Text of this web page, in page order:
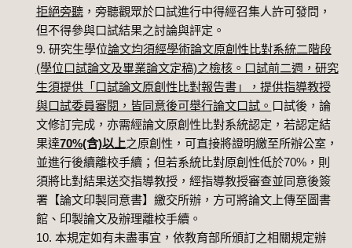
拒絕旁聽，旁聽觀眾於口試進行中得經召集人許可發問，
但不得參與口試結果之討論與評定。
研究生學位論文均須經學術論文原創性比對系統二階段
(學位口試論文及畢業論文定稿)之檢核。口試前二週，研究
生須提供「口試論文原創性比對報告書」，提供指導教授
與口試委員審閱，皆同意後可舉行論文口試。 口試後，論
文修訂完成，亦需經論文原創性比對系統認定，若認定結
果達70%(含)以上之原創性，可直接將證明繳至所辦公室，
並進行後續離校手續；但若系統比對原創性低於70%，則
須將比對結果送交指導教授，經指導教授審查並同意後簽
署【論文印製同意書】繳交所辦，方可將論文上傳至圖書
館、印製論文及辦理離校手續。
本規定如有未盡事宜，依教育部所頒訂之相關規定辦